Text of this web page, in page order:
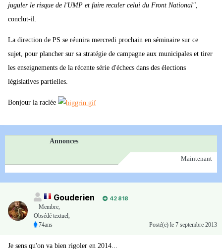
juguler le risque de l'UMP et faire reculer celui du Front National",
conclut-il.
La direction de PS se réunira mercredi prochain en séminaire sur ce
sujet, pour plancher sur sa stratégie de campagne aux municipales et tirer
les enseignements de la récente série d'échecs dans des élections
législatives partielles.
Bonjour la raclée
Annonces
Maintenant
Gouderien
42 818
Membre,
Obsédé textuel,
74ans
Posté(e) le 7 septembre 2013
Je sens qu'on va bien rigoler en 2014...